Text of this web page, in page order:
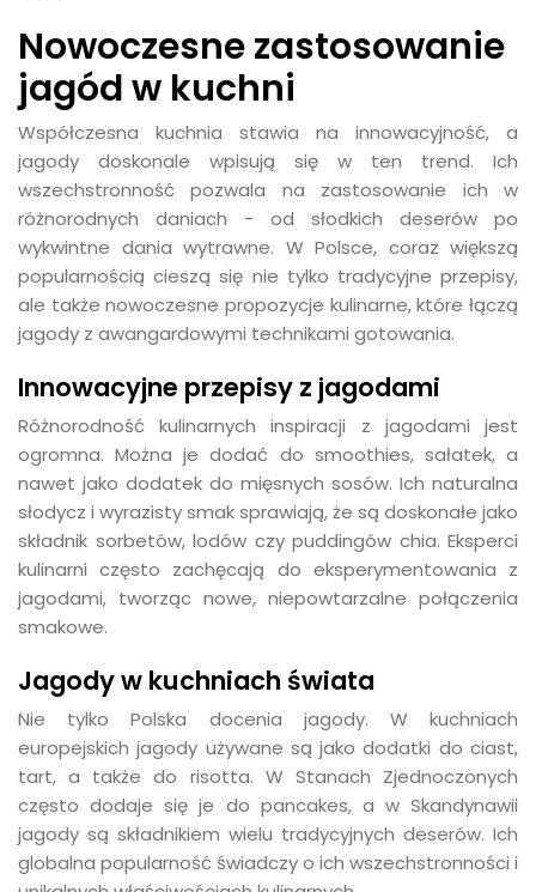
Nowoczesne zastosowanie
jagód w kuchni
Współczesna kuchnia stawia na innowacyjność, a
jagody doskonale wpisują się w ten trend. Ich
wszechstronność pozwala na zastosowanie ich w
różnorodnych daniach - od słodkich deserów po
wykwintne dania wytrawne. W Polsce, coraz większą
popularnością cieszą się nie tylko tradycyjne przepisy,
ale także nowoczesne propozycje kulinarne, które łączą
jagody z awangardowymi technikami gotowania.
Innowacyjne przepisy z jagodami
Różnorodność kulinarnych inspiracji z jagodami jest
ogromna. Można je dodać do smoothies, sałatek, a
nawet jako dodatek do mięsnych sosów. Ich naturalna
słodycz i wyrazisty smak sprawiają, że są doskonałe jako
składnik sorbetów, lodów czy puddingów chia. Eksperci
kulinarni często zachęcają do eksperymentowania z
jagodami, tworząc nowe, niepowtarzalne połączenia
smakowe.
Jagody w kuchniach świata
Nie tylko Polska docenia jagody. W kuchniach
europejskich jagody używane są jako dodatki do ciast,
tart, a także do risotta. W Stanach Zjednoczonych
często dodaje się je do pancakes, a w Skandynawii
jagody są składnikiem wielu tradycyjnych deserów. Ich
globalna popularność świadczy o ich wszechstronności i